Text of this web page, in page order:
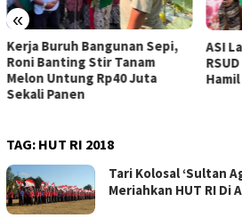
«
Kerja Buruh Bangunan Sepi,
Roni Banting Stir Tanam
Melon Untung Rp40 Juta
Sekali Panen
ASI
TAG: HUT RI 2018
Tari Kolosal ‘Sultan
Meriahkan HUT RI Di